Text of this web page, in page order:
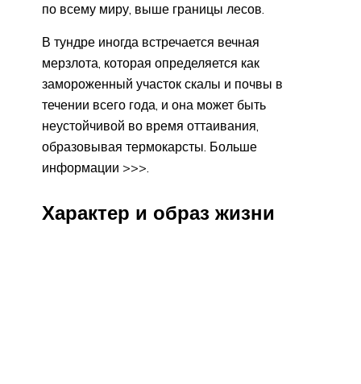
по всему миру, выше границы лесов.
В тундре иногда встречается вечная
мерзлота, которая определяется как
замороженный участок скалы и почвы в
течении всего года, и она может быть
неустойчивой во время оттаивания,
образовывая термокарсты. Больше
информации >>>.
Характер и образ жизни